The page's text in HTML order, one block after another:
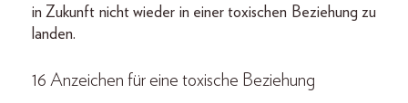
in Zukunft nicht wieder in einer toxischen Beziehung zu
landen.
16 Anzeichen für eine toxische Beziehung